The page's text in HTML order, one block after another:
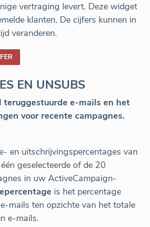
vertraging levert. Deze widget
klanten. De cijfers kunnen in
veranderen.
EN UNSUBS
teruggestuurde e-mails en het
voor recente campagnes.
en uitschrijvingspercentages van
geselecteerde of de 20
in uw ActiveCampaign-
is het percentage
mails ten opzichte van het totale
e-mails.